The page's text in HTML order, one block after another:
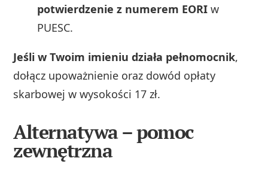
potwierdzenie z numerem EORI w
PUESC.
Jeśli w Twoim imieniu działa pełnomocnik,
dołącz upoważnienie oraz dowód opłaty
skarbowej w wysokości 17 zł.
Alternatywa – pomoc
zewnętrzna